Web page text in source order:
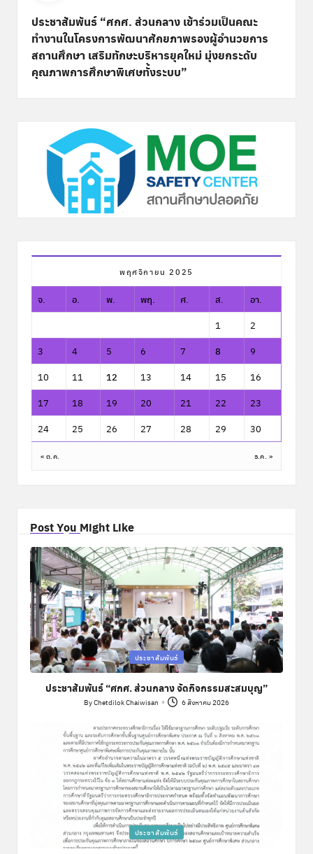
ประชาสัมพันธ์ “ศกศ. ส่วนกลาง เข้าร่วมเป็นคณะ
ทำงานในโครงการพัฒนาศักยภาพรองผู้อำนวยการ
สถานศึกษา เสริมทักษะบริหารยุคใหม่ มุ่งยกระดับ
คุณภาพการศึกษาพิเศษทั้งระบบ”
พฤศจิกายน 2025
จ. อ. พ. พฤ. ศ. ส.
อา.
1
2
3
4 5 6 7 8
9
10
11 12 13 14 15
16
17
18 19 20 21 22
23
24
25 26 27 28 29 30
« ต.ค. ธ.ค. »
Post You Might Like
Posted
in
ประชาสัมพันธ์
ประชาสัมพันธ์ “ศกศ. ส่วนกลาง จัดกิจกรรมสะสมบุญ”
Posted
ByChetdilok Chaiwisan 6 สิงหาคม 2026
Posted
ประชาสัมพันธ์